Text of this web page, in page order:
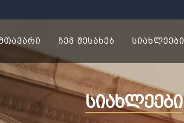
ᲩᲔᲛ ᲨᲔᲡᲐᲮᲔᲑ ᲡᲘᲐᲮᲚᲔᲔᲑᲘ
სიახლეები